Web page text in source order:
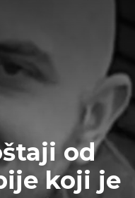
od
koji je